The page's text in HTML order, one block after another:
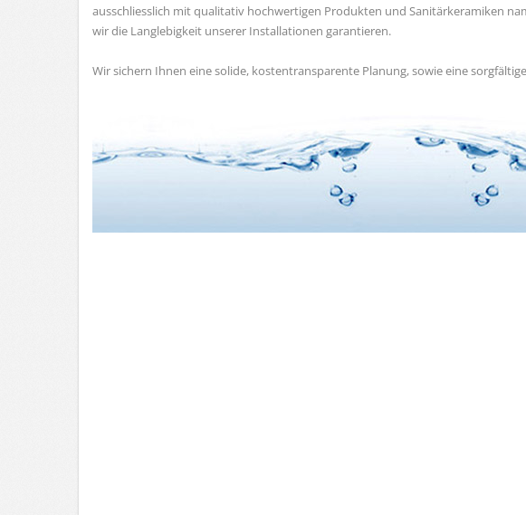
ausschliesslich mit qualitativ hochwertigen Produkten und Sanitärkeramiken
wir die Langlebigkeit unserer Installationen garantieren.
Wir sichern Ihnen eine solide, kostentransparente Planung, sowie eine